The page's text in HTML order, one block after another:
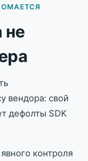
не
вендора: свой
дефолты SDK
контроля